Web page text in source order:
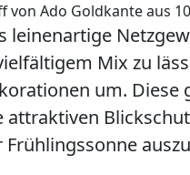
von Ado Goldkante aus
leinenartige
Mix zu
um. Diese
attraktiven
Frühlingssonne